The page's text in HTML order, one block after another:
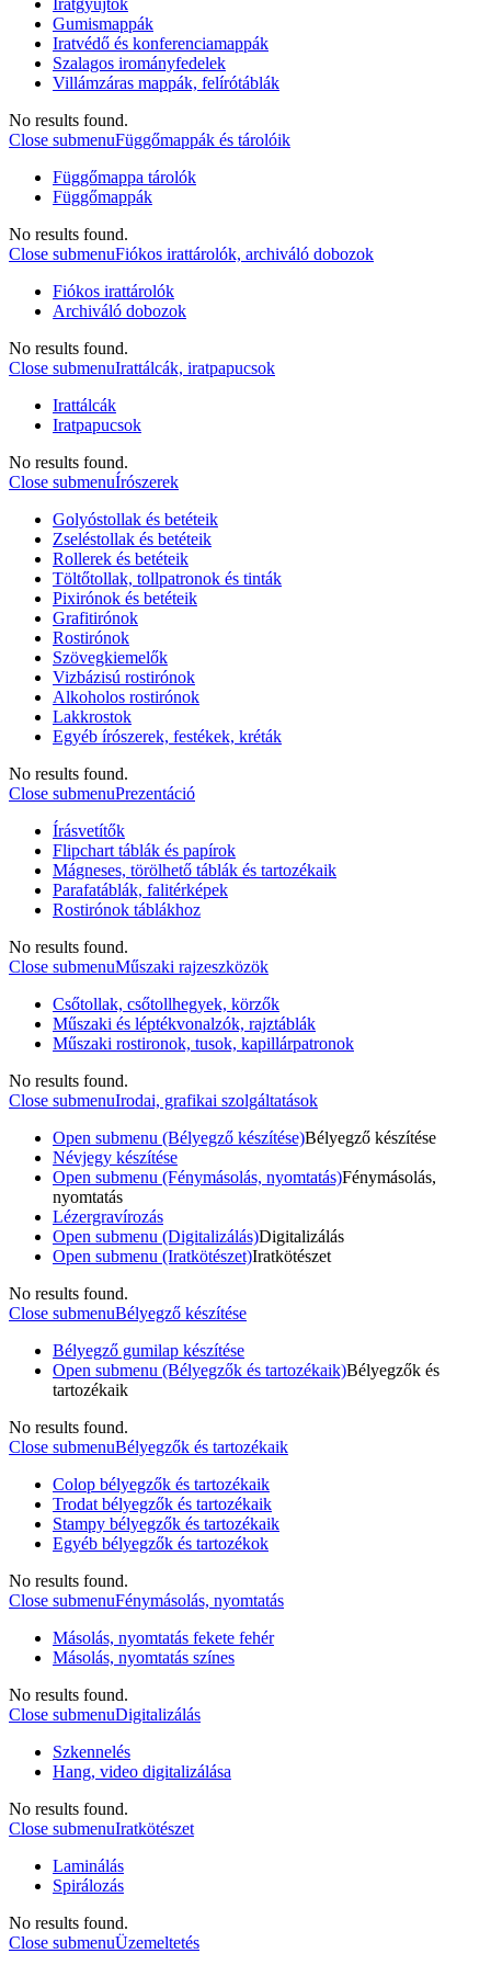
Iratgyűjtők
Gumismappák
Iratvédő és konferenciamappák
Szalagos irományfedelek
Villámzáras mappák, felírótáblák
No results found.
Close submenuFüggőmappák és tárolóik
Függőmappa tárolók
Függőmappák
No results found.
Close submenuFiókos irattárolók, archiváló dobozok
Fiókos irattárolók
Archiváló dobozok
No results found.
Close submenuIrattálcák, iratpapucsok
Irattálcák
Iratpapucsok
No results found.
Close submenuÍrószerek
Golyóstollak és betéteik
Zseléstollak és betéteik
Rollerek és betéteik
Töltőtollak, tollpatronok és tinták
Pixirónok és betéteik
Grafitirónok
Rostirónok
Szövegkiemelők
Vizbázisú rostirónok
Alkoholos rostirónok
Lakkrostok
Egyéb írószerek, festékek, kréták
No results found.
Close submenuPrezentáció
Írásvetítők
Flipchart táblák és papírok
Mágneses, törölhető táblák és tartozékaik
Parafatáblák, falitérképek
Rostirónok táblákhoz
No results found.
Close submenuMűszaki rajzeszközök
Csőtollak, csőtollhegyek, körzők
Műszaki és léptékvonalzók, rajztáblák
Műszaki rostironok, tusok, kapillárpatronok
No results found.
Close submenuIrodai, grafikai szolgáltatások
Open submenu (Bélyegző készítése)Bélyegző készítése
Névjegy készítése
Open submenu (Fénymásolás, nyomtatás)Fénymásolás,
nyomtatás
Lézergravírozás
Open submenu (Digitalizálás)Digitalizálás
Open submenu (Iratkötészet)Iratkötészet
No results found.
Close submenuBélyegző készítése
Bélyegző gumilap készítése
Open submenu (Bélyegzők és tartozékaik)Bélyegzők és
tartozékaik
No results found.
Close submenuBélyegzők és tartozékaik
Colop bélyegzők és tartozékaik
Trodat bélyegzők és tartozékaik
Stampy bélyegzők és tartozékaik
Egyéb bélyegzők és tartozékok
No results found.
Close submenuFénymásolás, nyomtatás
Másolás, nyomtatás fekete fehér
Másolás, nyomtatás színes
No results found.
Close submenuDigitalizálás
Szkennelés
Hang, video digitalizálása
No results found.
Close submenuIratkötészet
Laminálás
Spirálozás
No results found.
Close submenuÜzemeltetés